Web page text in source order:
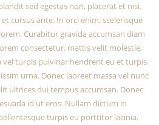
sed egestas non, placerat et nisi.
cursus ante. In orci enim, scelerisque
Curabitur gravida accumsan diam
consectetur, mattis velit molestie,
vel turpis pulvinar hendrerit eu et turpis.
urna. Donec laoreet massa vel nunc
ultrices dui tempus accumsan. Donec
id ut eros. Nullam dictum in
turpis eu porttitor lacinia.